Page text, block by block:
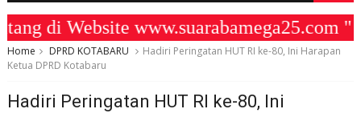
di Website www.suarabamega25.com "
Home DPRD KOTABARU
Hadiri Peringatan HUT RI ke-80, Ini Harapan
Ketua DPRD Kotabaru
Hadiri Peringatan HUT RI ke-80, Ini